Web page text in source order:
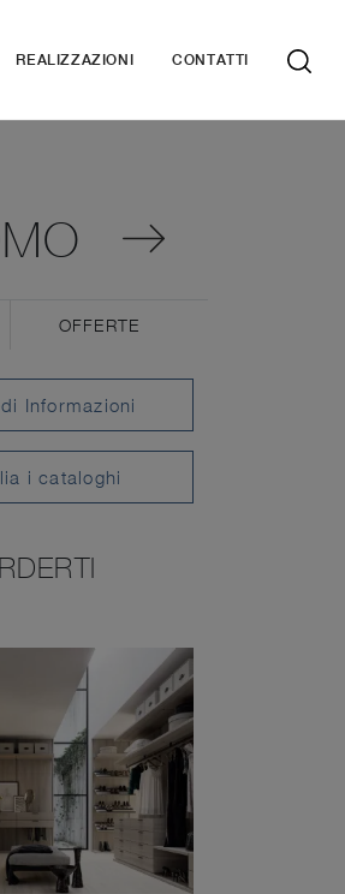
REALIZZAZIONI CONTATTI
OFFERTE
Informazioni
i cataloghi